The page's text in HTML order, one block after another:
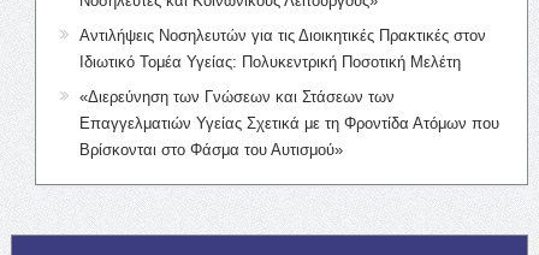
Αντιλήψεις Νοσηλευτών για τις Διοικητικές Πρακτικές στον
Ιδιωτικό Τομέα Υγείας: Πολυκεντρική Ποσοτική Μελέτη
«Διερεύνηση των Γνώσεων και Στάσεων των
Επαγγελματιών Υγείας Σχετικά με τη Φροντίδα Ατόμων που
Βρίσκονται στο Φάσμα του Αυτισμού»